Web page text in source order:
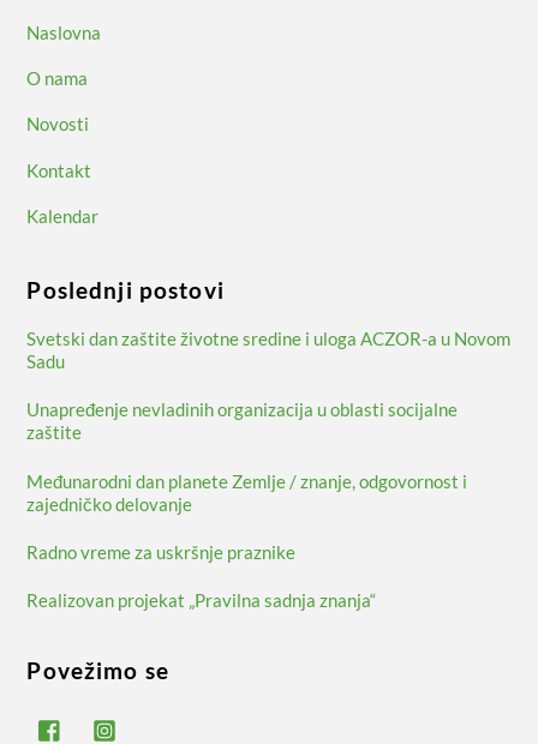
Naslovna
O nama
Novosti
Kontakt
Kalendar
Poslednji postovi
Svetski dan zaštite životne sredine i uloga ACZOR-a u Novom
Sadu
Unapređenje nevladinih organizacija u oblasti socijalne
zaštite
Međunarodni dan planete Zemlje / znanje, odgovornost i
zajedničko delovanje
Radno vreme za uskršnje praznike
Realizovan projekat „Pravilna sadnja znanja“
Povežimo se
Facebook